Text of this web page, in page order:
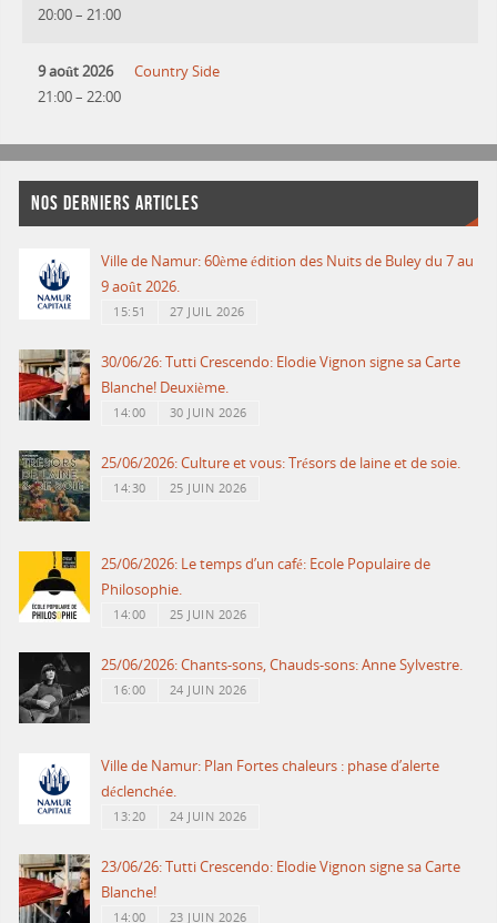
20:00– 21:00
9 août 2026
21:00– 22:00
Country Side
NOS DERNIERS ARTICLES
Ville de Namur: 60ème édition des Nuits de Buley du 7 au
9 août 2026.
15:51 27 JUIL 2026
30/06/26: Tutti Crescendo: Elodie Vignon signe sa Carte
Blanche! Deuxième.
14:00 30 JUIN 2026
25/06/2026: Culture et vous: Trésors de laine et de soie.
14:30 25 JUIN 2026
25/06/2026: Le temps d’un café: Ecole Populaire de
Philosophie.
14:00 25 JUIN 2026
25/06/2026: Chants-sons, Chauds-sons: Anne Sylvestre.
16:00 24 JUIN 2026
Ville de Namur: Plan Fortes chaleurs : phase d’alerte
déclenchée.
13:20 24 JUIN 2026
23/06/26: Tutti Crescendo: Elodie Vignon signe sa Carte
Blanche!
14:00 23 JUIN 2026